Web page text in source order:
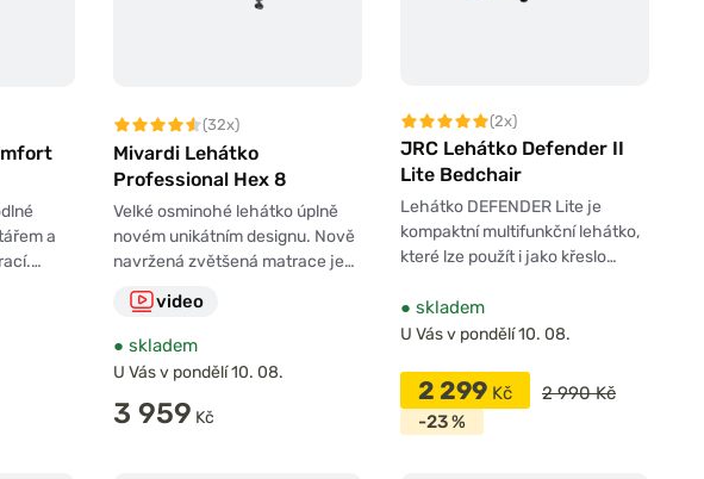
a
(32x)
Mivardi Lehátko
Professional Hex 8
Velké osminohé lehátko úplně
novém unikátním designu. Nově
navržená zvětšená matrace je…
video
● skladem
U Vás v pondělí 10. 08.
3 959 Kč
(2x)
JRC Lehátko Defender II
Lite Bedchair
Lehátko DEFENDER Lite je
kompaktní multifunkční lehátko,
které lze použít i jako křeslo…
● skladem
U Vás v pondělí 10. 08.
2 299 Kč
2 990 Kč
-23 %